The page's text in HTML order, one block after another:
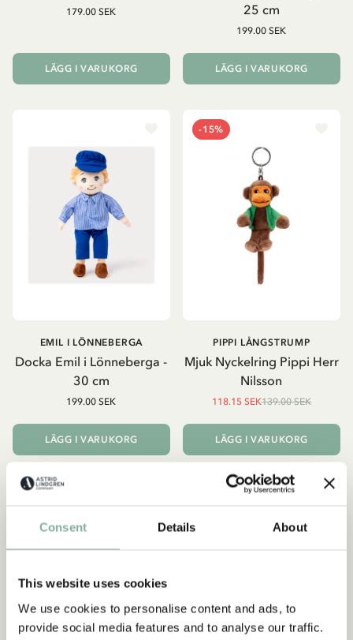
Consent Details About
This website uses cookies
We use cookies to personalise content and ads, to
provide social media features and to analyse our traffic.
179.00 SEK
LÄGG I VARUKORG
25 cm
199.00 SEK
LÄGG I VARUKORG
Docka Emil i Lönneberga -
30 cm
EMIL I LÖNNEBERGA
199.00 SEK
LÄGG I VARUKORG
-15%
Mjuk Nyckelring Pippi Herr
Nilsson
PIPPI LÅNGSTRUMP
118.15 SEK139.00 SEK
LÄGG I VARUKORG